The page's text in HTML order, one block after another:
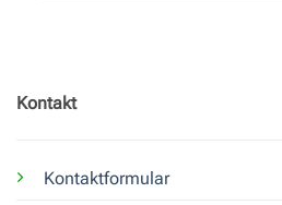
Kontakt
Kontaktformular